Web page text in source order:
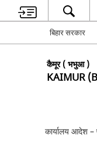
बिहार सरकार
कैमूर ( भभुआ )
KAIMUR
कार्यालय आदेश